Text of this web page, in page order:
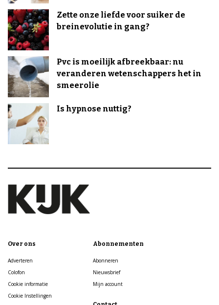
Zette onze liefde voor suiker de
breinevolutie in gang?
Pvc is moeilijk afbreekbaar: nu
veranderen wetenschappers het in
smeerolie
Is hypnose nuttig?
Over ons
Adverteren
Colofon
Cookie informatie
Cookie Instellingen
Abonnementen
Abonneren
Nieuwsbrief
Mijn account